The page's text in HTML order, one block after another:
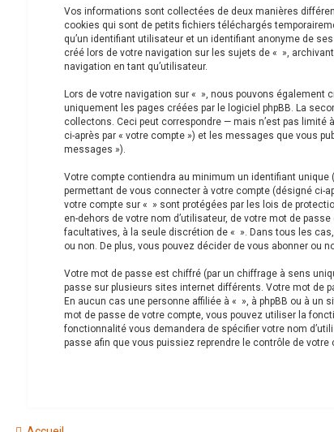
Vos informations sont collectées de deux manières
cookies qui sont de petits fichiers téléchargés
qu’un identifiant utilisateur et un identifiant anonyme de
créé lors de votre navigation sur les sujets de « »,
navigation en tant qu’utilisateur.
Lors de votre navigation sur « », nous pouvons
uniquement les pages créées par le logiciel phpBB. La
collectons. Ceci peut correspondre — mais n’est pas limité
ci-après par « votre compte ») et les messages que vous
messages »).
Votre compte contiendra au minimum un identifiant unique
permettant de vous connecter à votre compte (désigné ci-
votre compte sur « » sont protégées par les lois de
en-dehors de votre nom d’utilisateur, de votre mot de
facultatives, à la seule discrétion de « ». Dans tous les
ou non. De plus, vous pouvez décider de vous abonner ou
Votre mot de passe est chiffré (par un chiffrage à sens
passe sur plusieurs sites internet différents. Votre mot de
En aucun cas une personne affiliée à « », à phpBB ou à
mot de passe de votre compte, vous pouvez utiliser la
fonctionnalité vous demandera de spécifier votre nom
passe afin que vous puissiez reprendre le contrôle de votre